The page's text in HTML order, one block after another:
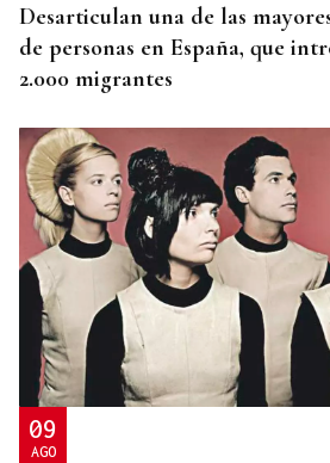
Desarticulan una de las
de personas en España, que
2.000 migrantes
09
AGO